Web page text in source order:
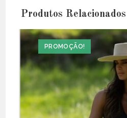
Produtos Relacionados
PROMOÇÃO!